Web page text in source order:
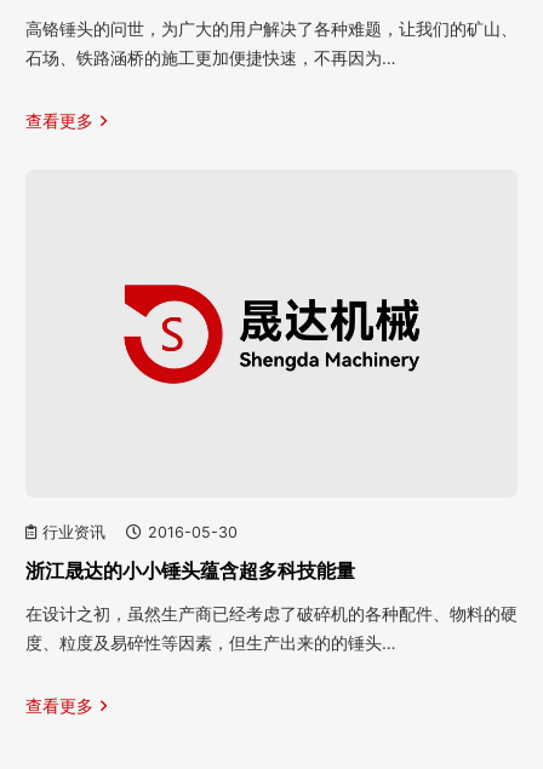
高铬锤头的问世，为广大的用户解决了各种难题，让我们的矿山、
石场、铁路涵桥的施工更加便捷快速，不再因为…
查看更多
行业资讯 2016-05-30
浙江晟达的小小锤头蕴含超多科技能量
在设计之初，虽然生产商已经考虑了破碎机的各种配件、物料的硬
度、粒度及易碎性等因素，但生产出来的的锤头…
查看更多